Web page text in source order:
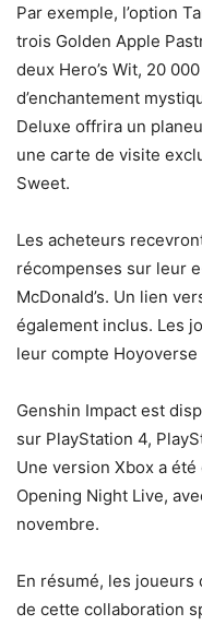
Par exemple, l’option
trois Golden Apple
deux Hero’s Wit, 20
d’enchantement
Deluxe offrira un
une carte de visite
Sweet.
Les acheteurs
récompenses sur leur
McDonald’s. Un lien
également inclus. Les
leur compte
Genshin Impact est
sur PlayStation 4,
Une version Xbox a
Opening Night Live,
novembre.
En résumé, les
de cette collaboration